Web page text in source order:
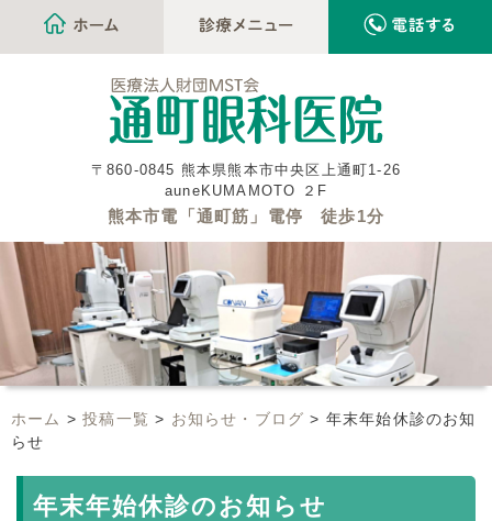
〒860-0845 熊本県熊本市中央区上通町1-26
auneKUMAMOTO ２F
熊本市電「通町筋」電停 徒歩1分
ホーム >投稿一覧 > お知らせ・ブログ > 年末年始休診のお知
らせ
年末年始休診のお知らせ